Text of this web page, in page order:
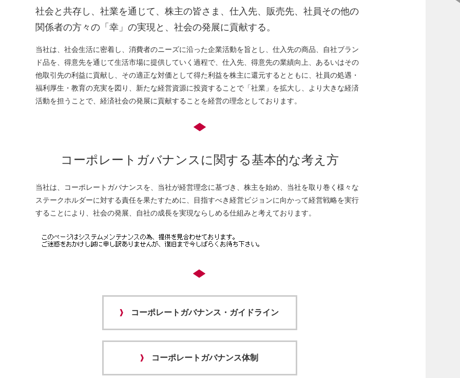
社会と共存し、社業を通じて、株主の皆さま、仕入先、販売先、社員その他の
関係者の方々の「幸」の実現と、社会の発展に貢献する。
当社は、社会生活に密着し、消費者のニーズに沿った企業活動を旨とし、仕入先の商品、自社ブラン
ド品を、得意先を通じて生活市場に提供していく過程で、仕入先、得意先の業績向上、あるいはその
他取引先の利益に貢献し、その適正な対価として得た利益を株主に還元するとともに、社員の処遇・
福利厚生・教育の充実を図り、新たな経営資源に投資することで「社業」を拡大し、より大きな経済
活動を担うことで、経済社会の発展に貢献することを経営の理念としております。
コーポレートガバナンスに関する基本的な考え方
当社は、コーポレートガバナンスを、当社が経営理念に基づき、株主を始め、当社を取り巻く様々な
ステークホルダーに対する責任を果たすために、目指すべき経営ビジョンに向かって経営戦略を実行
することにより、社会の発展、自社の成長を実現ならしめる仕組みと考えております。
コーポレートガバナンス・ガイドライン
コーポレートガバナンス体制